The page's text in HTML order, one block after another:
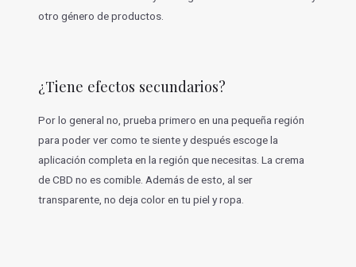
otro género de productos.
¿Tiene efectos secundarios?
Por lo general no, prueba primero en una pequeña región
para poder ver como te siente y después escoge la
aplicación completa en la región que necesitas. La crema
de CBD no es comible. Además de esto, al ser
transparente, no deja color en tu piel y ropa.